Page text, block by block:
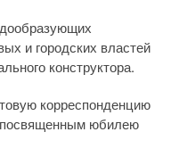
и городских властей
конструктора.
корреспонденцию
юбилею